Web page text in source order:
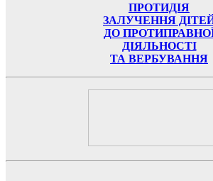
ПРОТИДІЯ
ЗАЛУЧЕННЯ
ДО
ДІЯЛЬНОСТІ
ТА ВЕРБУВАННЯ